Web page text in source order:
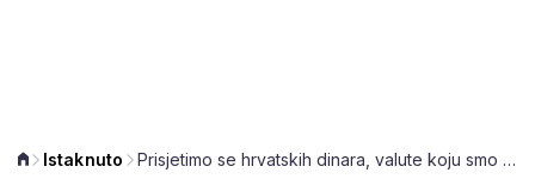
Istaknuto Prisjetimo se hrvatskih dinara, valute koju smo koristili tik prije dolaska kune